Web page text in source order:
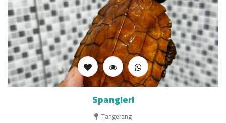
Spangleri
Tangerang